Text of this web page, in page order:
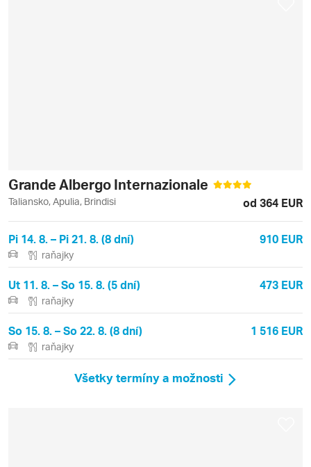
Grande Albergo Internazionale
Taliansko, Apulia, Brindisi od 364 EUR
Pi 14. 8. – Pi 21. 8. (8 dní) 910 EUR
raňajky
Ut 11. 8. – So 15. 8. (5 dní) 473 EUR
raňajky
So 15. 8. – So 22. 8. (8 dní) 1 516 EUR
raňajky
Všetky termíny a možnosti